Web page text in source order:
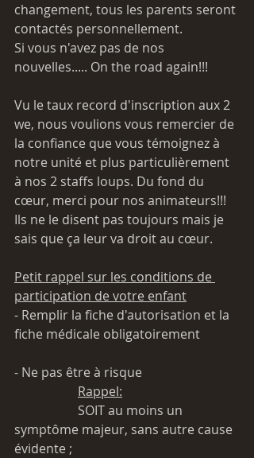
changement, tous les parents seront
contactés personnellement.
Si vous n'avez pas de nos
nouvelles..... On the road again!!!
Vu le taux record d'inscription aux 2
we, nous voulions vous remercier de
la confiance que vous témoignez à
notre unité et plus particulièrement
à nos 2 staffs loups. Du fond du
cœur, merci pour nos animateurs!!!
Ils ne le disent pas toujours mais je
sais que ça leur va droit au cœur.
Petit rappel sur les conditions de
participation de votre enfant
- Remplir la fiche d'autorisation et la
fiche médicale obligatoirement
- Ne pas être à risque
Rappel:
symptôme majeur, sans autre cause
évidente ;